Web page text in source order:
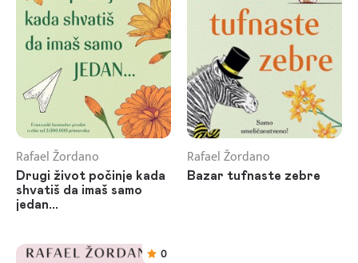
Rafael Žordano
Drugi život počinje kada
shvatiš da imaš samo
jedan...
Rafael Žordano
Bazar tufnaste zebre
0